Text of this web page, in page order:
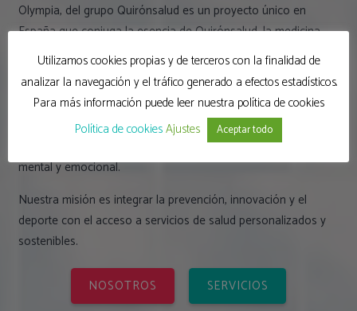
Olympia, del grupo Quirónsalud es un proyecto único en
España que conjuga la esencia de Quirónsalud, la medicina
centrada en las personas, con las nuevas tendencias en la
salud, y la conservación de la salud, física, mental y emocional
como objetivo.
Nuestra visión es facilitar a las personas servicios de salud
que inspiren a expresar la mejor versión de sí mismas: física,
mental y emocional.
Nuestra misión es integrar la prevención, innovación y el
deporte con el acceso a servicios de salud personalizados y
sostenibles.
NOSOTROS SERVICIOS
Utilizamos cookies propias y de terceros con la finalidad de
analizar la navegación y el tráfico generado a efectos estadísticos.
Para más información puede leer nuestra política de cookies
Política de cookiesAjustes Aceptar todo